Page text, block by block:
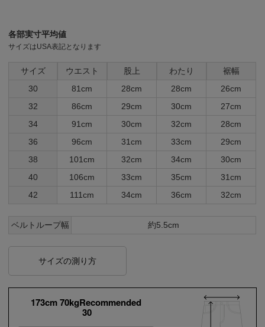
各部実寸平均値
サイズはUSA表記となります
サイズ ウエスト 股上 わたり
裾幅
30
81cm 28cm 28cm
26cm
32
86cm 29cm 30cm
27cm
34
91cm 30cm 32cm
28cm
36
96cm 31cm 33cm
29cm
38
101cm 32cm 34cm
30cm
40
106cm 33cm 35cm
31cm
42
111cm 34cm 36cm 32cm
ベルトループ幅 約5.5cm
サイズの測り方
173cm 70kgRecommended
30